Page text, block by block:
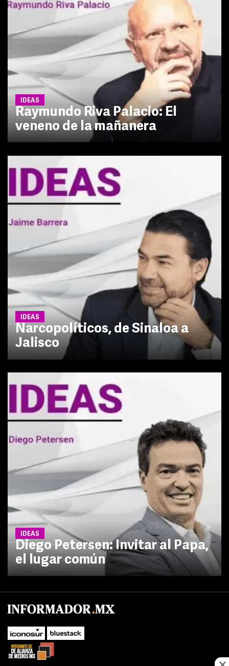
IDEAS
Raymundo Riva Palacio: El
veneno de la mañanera
IDEAS
Narcopolíticos, de Sinaloa a
Jalisco
IDEAS
Diego Petersen: Invitar al Papa,
el lugar común